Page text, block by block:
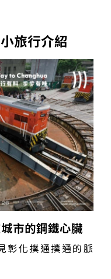
旅行介紹
市的鋼鐵心臟
彰化撲通撲通的脈